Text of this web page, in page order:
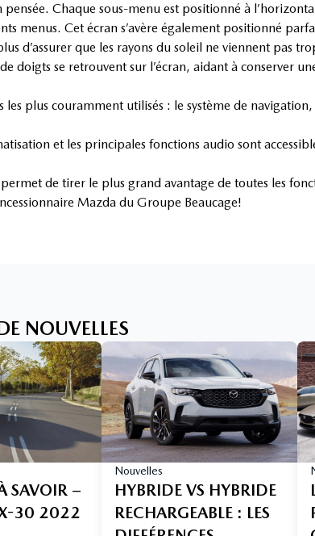
Chaque sous-menu est positionné à
menus. Cet écran s’avère également positionné
d’assurer que les rayons du soleil ne viennent pas
doigts se retrouvent sur l’écran, aidant à conserver
les plus couramment utilisés : le système de navigation,
et les principales fonctions audio sont
de tirer le plus grand avantage de toutes les
Mazda du Groupe Beaucage!
NOUVELLES
SAVOIR –
30 2022
Nouvelles
HYBRIDE VS HYBRIDE
RECHARGEABLE : LES